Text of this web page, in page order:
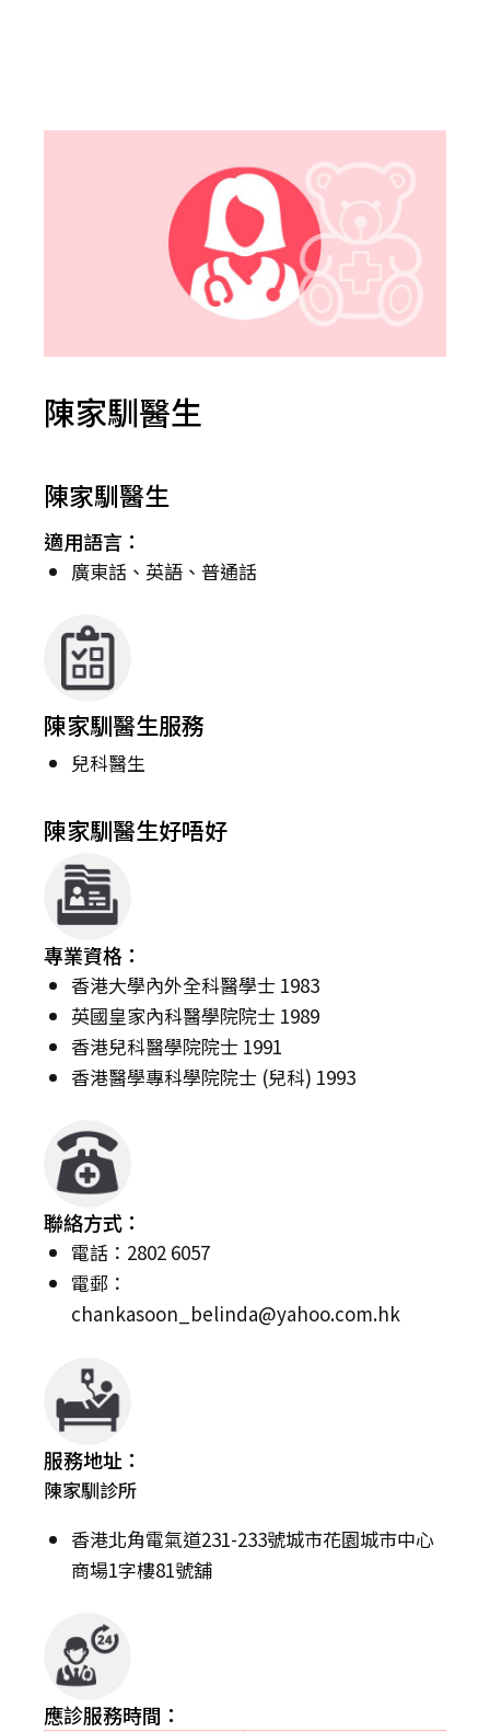
陳家馴醫生
陳家馴醫生
適用語言：
廣東話、英語、普通話
陳家馴醫生服務
兒科醫生
陳家馴醫生好唔好
專業資格：
香港大學內外全科醫學士 1983
英國皇家內科醫學院院士 1989
香港兒科醫學院院士 1991
香港醫學專科學院院士 (兒科) 1993
聯絡方式：
電話：2802 6057
電郵：
chankasoon_belinda@yahoo.com.hk
服務地址：
陳家馴診所
香港北角電氣道231-233號城市花園城市中心
商場1字樓81號舖
應診服務時間：